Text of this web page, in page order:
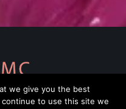
we give you the best
to use this site we